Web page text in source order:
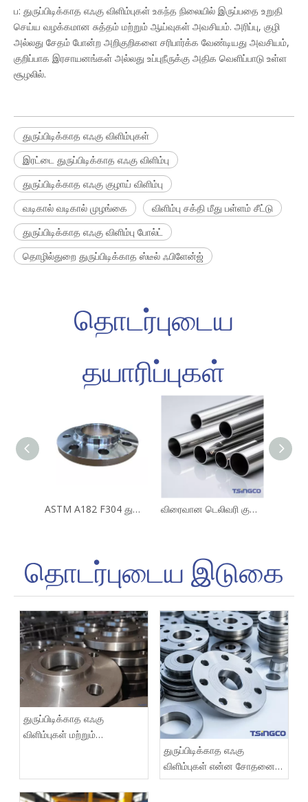
ப: துருப்பிடிக்காத எஃகு விளிம்புகள் உகந்த நிலையில் இருப்பதை உறுதி
செய்ய வழக்கமான சுத்தம் மற்றும் ஆய்வுகள் அவசியம். அரிப்பு, குழி
அல்லது சேதம் போன்ற அறிகுறிகளை சரிபார்க்க வேண்டியது அவசியம்,
குறிப்பாக இரசாயனங்கள் அல்லது உப்புநீருக்கு அதிக வெளிப்பாடு உள்ள
சூழலில்.
துருப்பிடிக்காத எஃகு விளிம்புகள்
இரட்டை துருப்பிடிக்காத எஃகு விளிம்பு
துருப்பிடிக்காத எஃகு குழாய் விளிம்பு
வடிகால் வடிகால் முழங்கை
விளிம்பு சக்தி மீது பள்ளம் சீட்டு
துருப்பிடிக்காத எஃகு விளிம்பு போல்ட்
தொழில்துறை துருப்பிடிக்காத ஸ்டீல் ஃபிளேன்ஜ்
தொடர்புடைய
தயாரிப்புகள்
ASTM A182 F304 துருப்பிடிக்காத எஃகு விளிம்புகள் விரைவான டெலிவரி குளிர் வரையப்பட்ட DN10-600 நிக்கல் அலாய் ஸ்டீல் ஹாஸ்டெல்லாய் B-2/3 உலோகவியலுக்கான பிரைட் அனீலிங் ஃப்ளூ பைப்
தொடர்புடைய இடுகை
துருப்பிடிக்காத எஃகு
விளிம்புகள் மற்றும்
துருப்பிடிக்காத எஃகு
விளிம்புகள் என்ன சோதனை
முறைகளைக் கொண்டுள்ளன